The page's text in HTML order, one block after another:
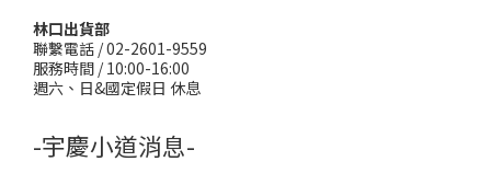
林口出貨部
聯繫電話 / 02-2601-9559
服務時間 / 10:00-16:00
週六、日&國定假日 休息
-宇慶小道消息-